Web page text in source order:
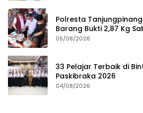
Polresta
Barang Bukti 2,87 Kg
05/08/2026
33 Pelajar Terbaik di
Paskibraka 2026
04/08/2026